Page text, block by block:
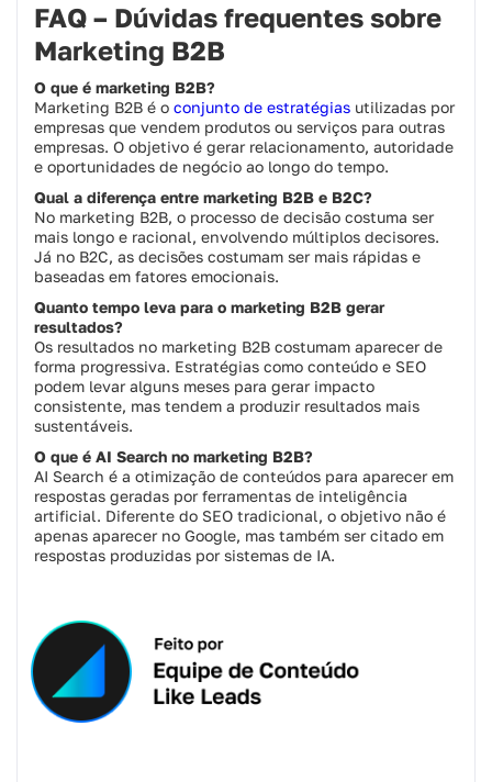
FAQ – Dúvidas frequentes sobre
Marketing B2B
O que é marketing B2B?
Marketing B2B é o conjunto de estratégias utilizadas por
empresas que vendem produtos ou serviços para outras
empresas. O objetivo é gerar relacionamento, autoridade
e oportunidades de negócio ao longo do tempo.
Qual a diferença entre marketing B2B e B2C?
No marketing B2B, o processo de decisão costuma ser
mais longo e racional, envolvendo múltiplos decisores.
Já no B2C, as decisões costumam ser mais rápidas e
baseadas em fatores emocionais.
Quanto tempo leva para o marketing B2B gerar
resultados?
Os resultados no marketing B2B costumam aparecer de
forma progressiva. Estratégias como conteúdo e SEO
podem levar alguns meses para gerar impacto
consistente, mas tendem a produzir resultados mais
sustentáveis.
O que é AI Search no marketing B2B?
AI Search é a otimização de conteúdos para aparecer em
respostas geradas por ferramentas de inteligência
artificial. Diferente do SEO tradicional, o objetivo não é
apenas aparecer no Google, mas também ser citado em
respostas produzidas por sistemas de IA.